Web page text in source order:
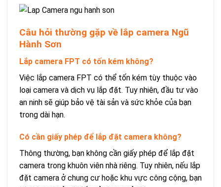
Câu hỏi thường gặp về lắp camera Ngũ
Hành Sơn
Lắp camera FPT có tốn kém không?
Việc lắp camera FPT có thể tốn kém tùy thuộc vào
loại camera và dịch vụ lắp đặt. Tuy nhiên, đầu tư vào
an ninh sẽ giúp bảo vệ tài sản và sức khỏe của bạn
trong dài hạn.
Có cần giấy phép để lắp đặt camera không?
Thông thường, bạn không cần giấy phép để lắp đặt
camera trong khuôn viên nhà riêng. Tuy nhiên, nếu lắp
đặt camera ở chung cư hoặc khu vực công cộng, bạn